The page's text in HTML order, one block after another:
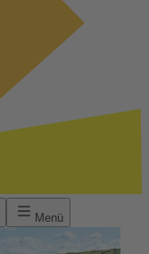
Menü